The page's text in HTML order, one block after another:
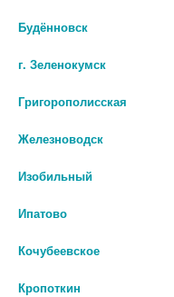
/ЭВАЛАР/ 1378
648 руб.
шт
В КОРЗИНУ
Будённовск
г. Зеленокумск
Григорополисская
Железноводск
Изобильный
Ипатово
Кочубеевское
Кропоткин